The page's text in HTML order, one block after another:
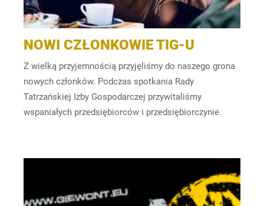
NOWI CZŁONKOWIE TIG-U
Z wielką przyjemnością przyjęliśmy do naszego grona
nowych członków. Podczas spotkania Rady
Tatrzańskiej Izby Gospodarczej przywitaliśmy
wspaniałych przedsiębiorców i przedsiębiorczynie.